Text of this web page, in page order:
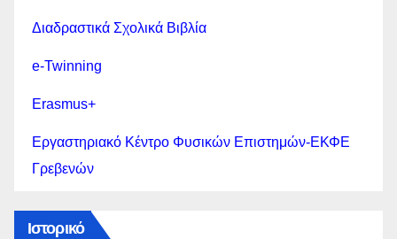
Διαδραστικά Σχολικά Βιβλία
e-Twinning
Erasmus+
Εργαστηριακό Κέντρο Φυσικών Επιστημών-ΕΚΦΕ
Γρεβενών
Ιστορικό